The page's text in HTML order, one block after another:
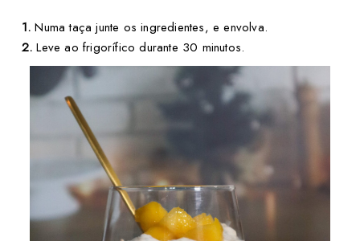
1. Numa taça junte os ingredientes, e envolva.
2. Leve ao frigorífico durante 30 minutos.